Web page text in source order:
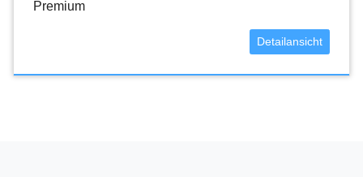
Premium
Detailansicht